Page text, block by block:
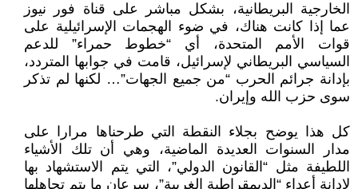
الخارجية البريطانية، بشكل مباشر على قناة فور نيوز
عما إذا كانت هناك، في ضوء الهجمات الإسرائيلية على
قوات الأمم المتحدة، أي “خطوط حمراء” للدعم
السياسي البريطاني لإسرائيل، قامت في جوابها المتردد،
بإدانة جرائم الحرب “من جميع الجهات”… لكنها لم تذكر
سوى حزب الله وإيران.
كل هذا يوضح بجلاء النقطة التي طرحناها مرارا على
مدار السنوات العديدة الماضية، وهي أن تلك الأشياء
اللطيفة مثل “القانون الدولي”، التي يتم الاستشهاد بها
لإدانة أعداء “الديمقراطية الغربية”، سرعان ما يتم تجاهلها